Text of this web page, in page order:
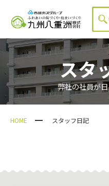
スタ
弊社の社員が
HOME スタッフ日記